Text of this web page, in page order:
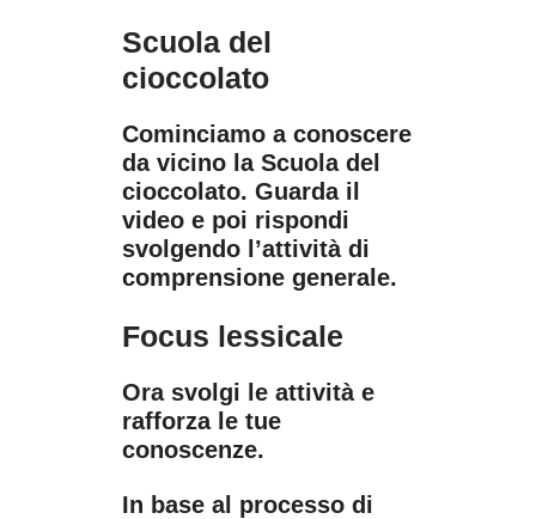
Scuola del
cioccolato
Cominciamo a conoscere
da vicino la Scuola del
cioccolato. Guarda il
video e poi rispondi
svolgendo l’attività di
comprensione generale.
Focus lessicale
Ora svolgi le attività e
rafforza le tue
conoscenze.
In base al processo di